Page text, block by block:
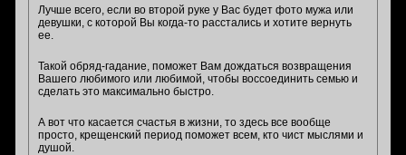
Лучше всего, если во второй руке у Вас будет фото мужа или
девушки, с которой Вы когда-то расстались и хотите вернуть
ее.
Такой обряд-гадание, поможет Вам дождаться возвращения
Вашего любимого или любимой, чтобы воссоединить семью и
сделать это максимально быстро.
А вот что касается счастья в жизни, то здесь все вообще
просто, крещенский период поможет всем, кто чист мыслями и
душой.